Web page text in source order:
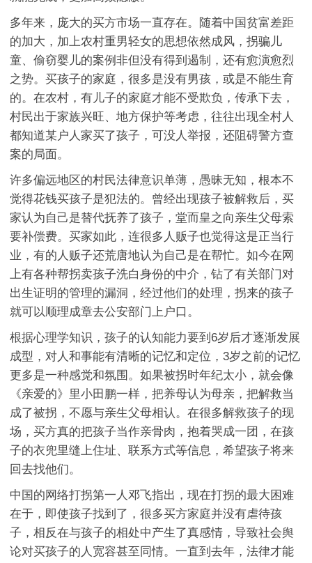
多年来，庞大的买方市场一直存在。随着中国贫富差距
的加大，加上农村重男轻女的思想依然成风，拐骗儿
童、偷窃婴儿的案例非但没有得到遏制，还有愈演愈烈
之势。买孩子的家庭，很多是没有男孩，或是不能生育
的。在农村，有儿子的家庭才能不受欺负，传承下去，
村民出于家族兴旺、地方保护等考虑，往往出现全村人
都知道某户人家买了孩子，可没人举报，还阻碍警方查
案的局面。
许多偏远地区的村民法律意识单薄，愚昧无知，根本不
觉得花钱买孩子是犯法的。曾经出现孩子被解救后，买
家认为自己是替代抚养了孩子，堂而皇之向亲生父母索
要补偿费。买家如此，连很多人贩子也觉得这是正当行
业，有的人贩子还荒唐地认为自己是在帮忙。如今在网
上有各种帮拐卖孩子洗白身份的中介，钻了有关部门对
出生证明的管理的漏洞，经过他们的处理，拐来的孩子
就可以顺理成章去公安部门上户口。
根据心理学知识，孩子的认知能力要到6岁后才逐渐发展
成型，对人和事能有清晰的记忆和定位，3岁之前的记忆
更多是一种感觉和氛围。如果被拐时年纪太小，就会像
《亲爱的》里小田鹏一样，把养母认为母亲，把解救当
成了被拐，不愿与亲生父母相认。在很多解救孩子的现
场，买方真的把孩子当作亲骨肉，抱着哭成一团，在孩
子的衣兜里缝上住址、联系方式等信息，希望孩子将来
回去找他们。
中国的网络打拐第一人邓飞指出，现在打拐的最大困难
在于，即使孩子找到了，很多买方家庭并没有虐待孩
子，相反在与孩子的相处中产生了真感情，导致社会舆
论对买孩子的人宽容甚至同情。一直到去年，法律才能